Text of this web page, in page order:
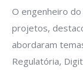
O engenheiro
projetos,
abordaram
Regulatória,